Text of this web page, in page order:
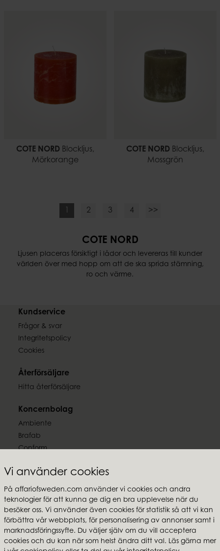
Vi använder cookies
På affariofsweden.com använder vi cookies och andra
teknologier för att kunna ge dig en bra upplevelse när du
besöker oss. Vi använder även cookies för statistik så att vi kan
förbättra vår webbplats, för personalisering av annonser samt i
marknadsföringssyfte. Du väljer själv om du vill acceptera
cookies och du kan när som helst ändra ditt val. Läs gärna mer
COTE NORD Blockljus,
Mörkorange
COTE NORD Blockljus,
Mossgrön
1 2 3 4 >>
COTE NORD
Ljusen placeras försiktigt i lådor och levereras till kunder
världen över med hopp om att de ska sprida stämning,
ro och värme.
Kundservice
Frågor & svar
Integritetspolicy
Cookies
Återförsäljare
Hitta återförsäljare
Koncernbolag
Ambiente
Brafab
Conform
MTI
Följ oss